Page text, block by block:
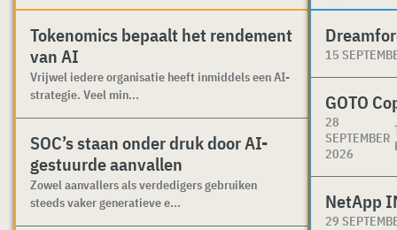
Tokenomics bepaalt het rendement
van AI
Vrijwel iedere organisatie heeft inmiddels een AI-
strategie. Veel min...
SOC’s staan onder druk door AI-
gestuurde aanvallen
Zowel aanvallers als verdedigers gebruiken
steeds vaker generatieve e...
15
GOTO
28
SEPTEMBER
2026
NetApp
29